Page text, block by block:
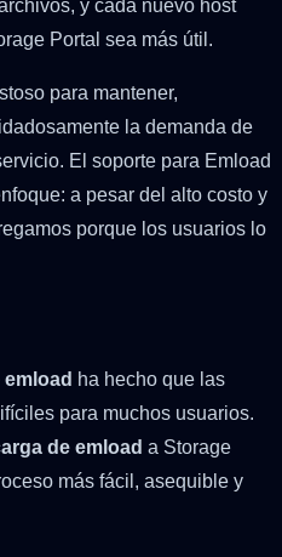
y cada nuevo host
Portal sea más útil.
para mantener,
la demanda de
El soporte para Emload
a pesar del alto costo y
porque los usuarios lo
ha hecho que las
para muchos usuarios.
de emload a Storage
más fácil, asequible y